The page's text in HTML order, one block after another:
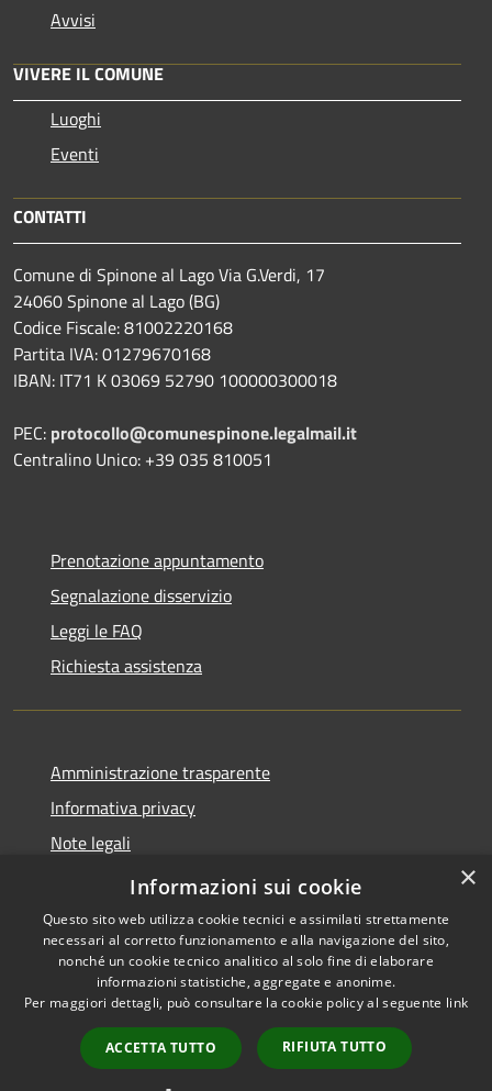
Avvisi
VIVERE IL COMUNE
Luoghi
Eventi
CONTATTI
Comune di Spinone al Lago Via G.Verdi, 17
24060 Spinone al Lago (BG)
Codice Fiscale: 81002220168
Partita IVA: 01279670168
IBAN: IT71 K 03069 52790 100000300018
PEC: protocollo@comunespinone.legalmail.it
Centralino Unico: +39 035 810051
Prenotazione appuntamento
Segnalazione disservizio
Leggi le FAQ
Richiesta assistenza
Amministrazione trasparente
Informativa privacy
Note legali
Dichiarazione di accessibilità
Accessibilità
Copyright © 2026 • Comune di
Spinone al Lago • Powered by
Municipium•
Accesso
redazione
×
Informazioni sui cookie
Questo sito web utilizza cookie tecnici e assimilati strettamente
necessari al corretto funzionamento e alla navigazione del sito,
nonché un cookie tecnico analitico al solo fine di elaborare
informazioni statistiche, aggregate e anonime.
Per maggiori dettagli, può consultare la cookie policy al seguente link
ACCETTA TUTTO RIFIUTA TUTTO